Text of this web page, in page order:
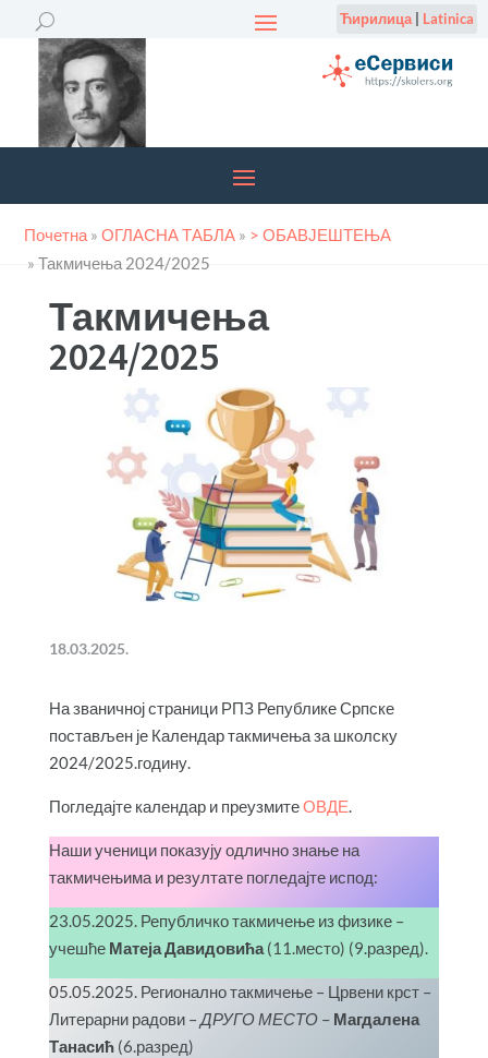
Ћирилица| Latinica
Почетна »ОГЛАСНА ТАБЛА » > ОБАВЈЕШТЕЊА
»Такмичења 2024/2025
Такмичења
2024/2025
18.03.2025.
На званичној страници РПЗ Републике Српске
постављен је Календар такмичења за школску
2024/2025.годину.
Погледајте календар и преузмитеОВДЕ.
Наши ученици показују одлично знање на
такмичењима и резултате погледајте испод:
23.05.2025. Републичко такмичење из физике –
учешће Матеја Давидовића(11.место) (9.разред).
05.05.2025. Регионално такмичење – Црвени крст –
Литерарни радови –ДРУГО МЕСТО– Магдалена
Танасић(6.разред)